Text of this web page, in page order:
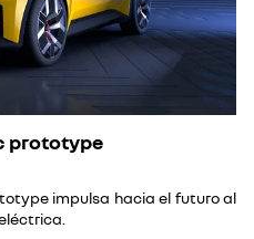
prototype
impulsa hacia el futuro al